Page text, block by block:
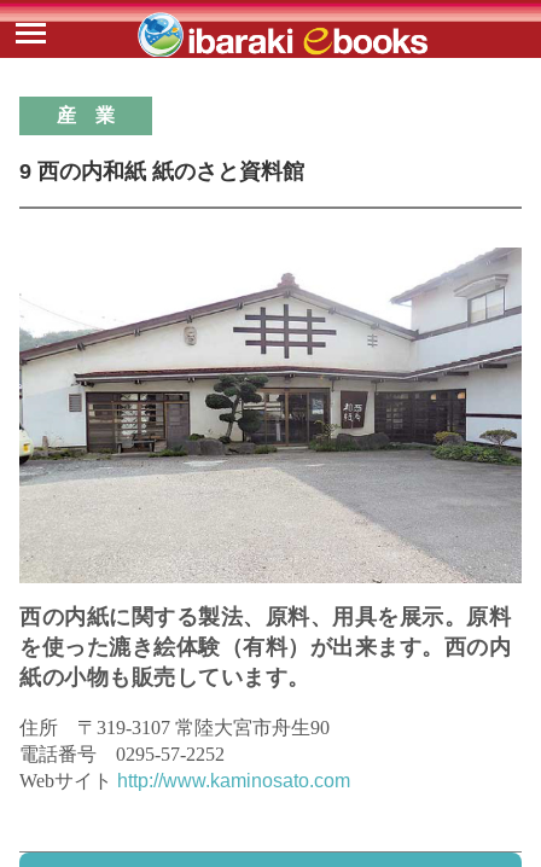
産 業
9 西の内和紙 紙のさと資料館
西の内紙に関する製法、原料、用具を展示。原料
を使った漉き絵体験（有料）が出来ます。西の内
紙の小物も販売しています。
住所 〒319-3107 常陸大宮市舟生90
電話番号 0295-57-2252
Webサイト http://www.kaminosato.com